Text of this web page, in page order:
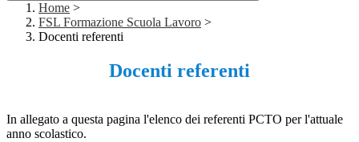
Home >
FSL Formazione Scuola Lavoro >
Docenti referenti
Docenti referenti
In allegato a questa pagina l'elenco dei referenti PCTO per l'attuale
anno scolastico.